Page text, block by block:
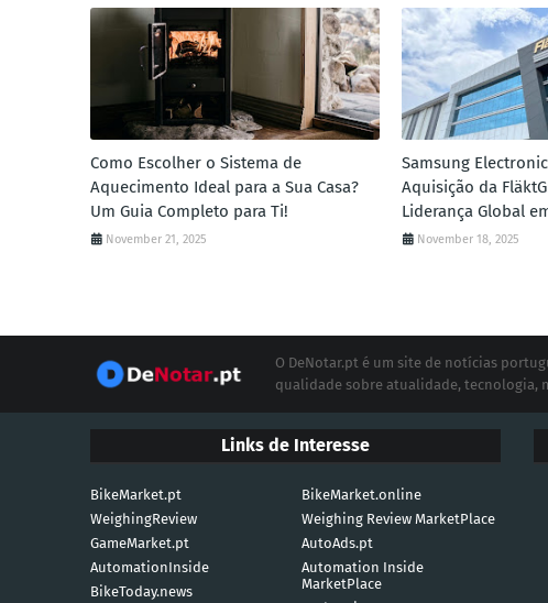
Como Escolher o Sistema de
Aquecimento Ideal para a Sua Casa?
Um Guia Completo para Ti!
November 21, 2025
Samsung
Aquisição da
Liderança Global
November 18, 2025
O DeNotar.pt é um site de notícias
qualidade sobre atualidade, tecnologia,
Links de Interesse
BikeMarket.pt
BikeMarket.online
WeighingReview
Weighing Review MarketPlace
GameMarket.pt
AutoAds.pt
AutomationInside
Automation Inside
MarketPlace
BikeToday.news